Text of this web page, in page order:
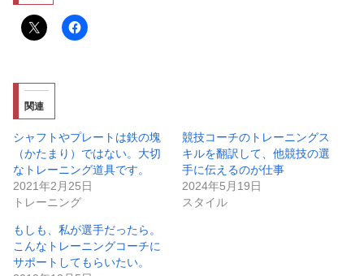
関連
シャフトやプレートは鉄の塊
（かたまり）ではない。大切
なトレーニング道具です。
2021年2月25日
トレーニング
競技コーチのトレーニングス
キルを翻訳して、他競技の選
手に伝えるのが仕事
2024年5月19日
スタイル
もしも、私が選手だったら。
こんなトレーニングコーチに
サポートしてもらいたい。